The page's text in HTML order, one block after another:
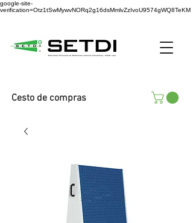
google-site-
verification=Otz1tSwMywvNORq2g16dsMmlvZzIvoU9574gWQ8TeKM
Cesto de compras